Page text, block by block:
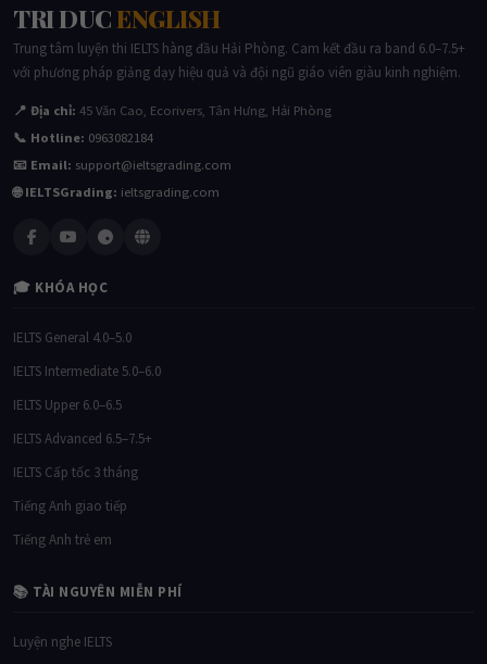
TRI DUCENGLISH
Trung tâm luyện thi IELTS hàng đầu Hải Phòng. Cam kết đầu ra band 6.0–7.5+
với phương pháp giảng dạy hiệu quả và đội ngũ giáo viên giàu kinh nghiệm.
📍 Địa chỉ: 45 Văn Cao, Ecorivers, Tân Hưng, Hải Phòng
📞 Hotline: 0963082184
📧 Email: support@ieltsgrading.com
🌐 IELTSGrading: ieltsgrading.com
🎓 KHÓA HỌC
IELTS General 4.0–5.0
IELTS Intermediate 5.0–6.0
IELTS Upper 6.0–6.5
IELTS Advanced 6.5–7.5+
IELTS Cấp tốc 3 tháng
Tiếng Anh giao tiếp
Tiếng Anh trẻ em
📚 TÀI NGUYÊN MIỄN PHÍ
Luyện nghe IELTS